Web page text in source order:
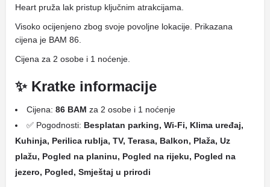
Heart pruža lak pristup ključnim atrakcijama.
Visoko ocijenjeno zbog svoje povoljne lokacije. Prikazana
cijena je BAM 86.
Cijena za 2 osobe i 1 noćenje.
✨ Kratke informacije
Cijena: 86 BAM za 2 osobe i 1 noćenje
✅ Pogodnosti: Besplatan parking, Wi-Fi, Klima uređaj,
Kuhinja, Perilica rublja, TV, Terasa, Balkon, Plaža, Uz
plažu, Pogled na planinu, Pogled na rijeku, Pogled na
jezero, Pogled, Smještaj u prirodi